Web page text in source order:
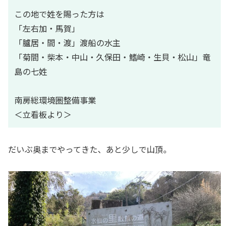
この地で姓を賜った方は
「左右加・馬賀」
「臚居・間・渡」渡船の水主
「菊間・柴本・中山・久保田・鰭崎・生貝・松山」竜
島の七姓
南房総環境圏整備事業
＜立看板より＞
だいぶ奥までやってきた、あと少しで山頂。